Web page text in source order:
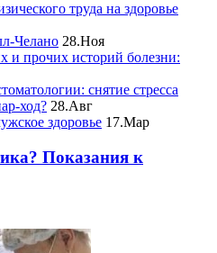
труда на здоровье
Челано 28.Ноя
и прочих историй болезни:
снятие стресса
ход? 28.Авг
здоровье 17.Мар
Показания к